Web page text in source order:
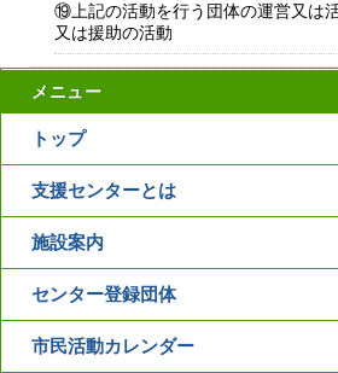
⑲上記の活動を行う団体の運営又は
又は援助の活動
メニュー
トップ
支援センターとは
施設案内
センター登録団体
市民活動カレンダー